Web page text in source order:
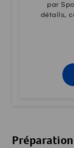
par
détails,
Préparation